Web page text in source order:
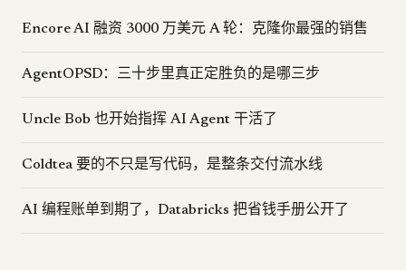
Encore AI 融资 3000 万美元 A 轮：克隆你最强的销售
AgentOPSD：三十步里真正定胜负的是哪三步
Uncle Bob 也开始指挥 AI Agent 干活了
Coldtea 要的不只是写代码，是整条交付流水线
AI 编程账单到期了，Databricks 把省钱手册公开了